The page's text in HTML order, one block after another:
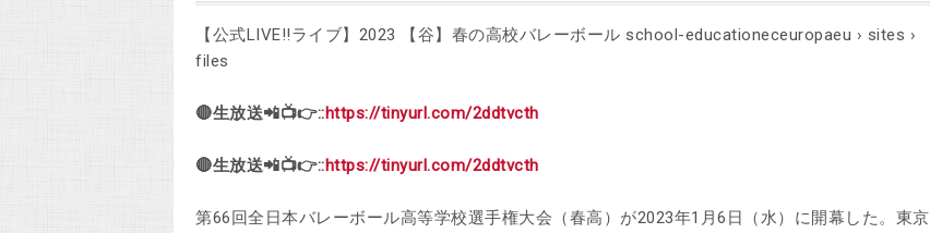
【公式LIVE!!ライブ】2023 【谷】春の高校バレーボール school-educationeceuropaeu › sites ›
files
🔴生放送📲📺👉::https://tinyurl.com/2ddtvcth
🔴生放送📲📺👉::https://tinyurl.com/2ddtvcth
第66回全日本バレーボール高等学校選手権大会（春高）が2023年1月6日（水）に開幕した。東京